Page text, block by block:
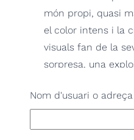
món propi, quasi
el color intens i la
visuals fan de la
sorpresa, una
La visita inclou
Torre de la Creu,
Nom d'usuari o